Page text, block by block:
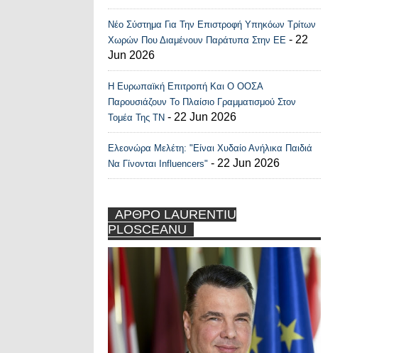
Νέο Σύστημα Για Την Επιστροφή Υπηκόων Τρίτων
Χωρών Που Διαμένουν Παράτυπα Στην ΕΕ - 22
Jun 2026
Η Ευρωπαϊκή Επιτροπή Και Ο ΟΟΣΑ
Παρουσιάζουν Το Πλαίσιο Γραμματισμού Στον
Τομέα Της ΤΝ - 22 Jun 2026
Ελεονώρα Μελέτη: "Είναι Χυδαίο Ανήλικα Παιδιά
Να Γίνονται Influencers" - 22 Jun 2026
ΑΡΘΡΟ LAURENTIU
PLOSCEANU